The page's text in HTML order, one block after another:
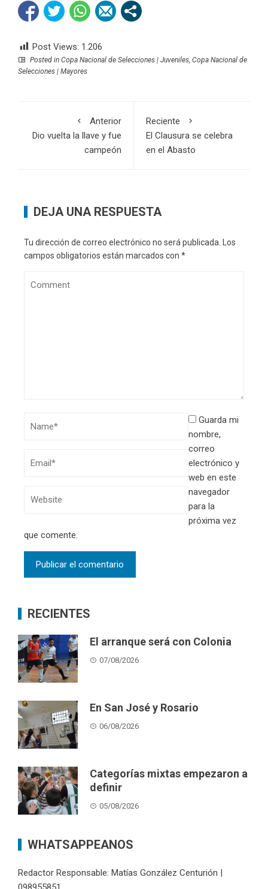
Post Views: 1.206
Posted in Copa Nacional de Selecciones | Juveniles, Copa Nacional de
Selecciones | Mayores
Anterior
Dio vuelta la llave y fue
campeón
Reciente
El Clausura se celebra
en el Abasto
DEJA UNA RESPUESTA
Tu dirección de correo electrónico no será publicada.
Los
campos obligatorios están marcados con *
Guarda mi
nombre,
correo
electrónico y
web en este
navegador
para la
próxima vez
que comente.
RECIENTES
El arranque será con Colonia
07/08/2026
En San José y Rosario
06/08/2026
Categorías mixtas empezaron a
definir
05/08/2026
WHATSAPPEANOS
Redactor Responsable: Matías González Centurión |